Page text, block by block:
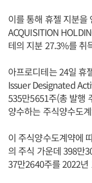
이를 통해 휴젤 지분을
ACQUISITION
테의 지분 27.3%를 취
아프로디테는 24일 휴
Issuer Designated
535만5651주(총 발행
양수하는 주식양수도
이 주식양수도계약에
의 주식 가운데 398만
37만2640주를 2022